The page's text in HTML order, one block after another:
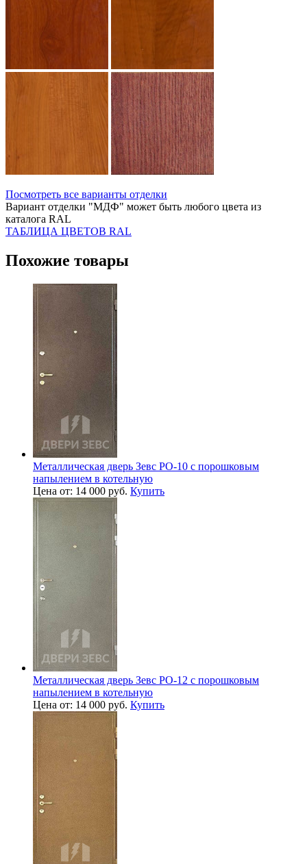
Посмотреть все варианты отделки
Вариант отделки "МДФ" может быть любого цвета из
каталога RAL
ТАБЛИЦА ЦВЕТОВ RAL
Похожие товары
Металлическая дверь Зевс PO-10 с порошковым
напылением в котельную
Цена от: 14 000 руб. Купить
Металлическая дверь Зевс PO-12 с порошковым
напылением в котельную
Цена от: 14 000 руб. Купить